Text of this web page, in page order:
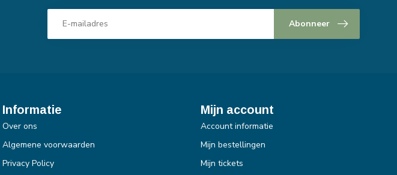
Abonneer
Informatie
Over ons
Algemene voorwaarden
Privacy Policy
Mijn account
Account informatie
Mijn bestellingen
Mijn tickets